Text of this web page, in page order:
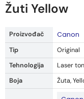
Žuti Yellow
Proizvođač Canon
Tip
Original
Tehnologija
Laser
Boja
Žuta,